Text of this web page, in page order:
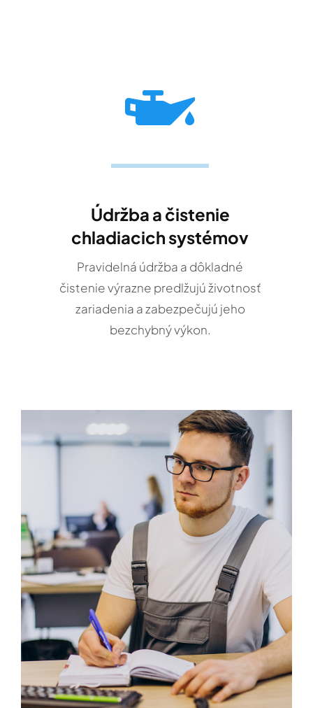
Údržba a čistenie
chladiacich systémov
Pravidelná údržba a dôkladné
čistenie výrazne predlžujú životnosť
zariadenia a zabezpečujú jeho
bezchybný výkon.